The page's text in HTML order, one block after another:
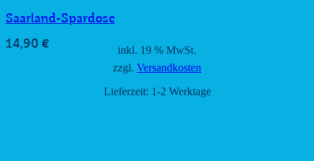
Saarland-Spardose
14,90 €
inkl. 19 % MwSt.
zzgl. Versandkosten
Lieferzeit: 1-2 Werktage